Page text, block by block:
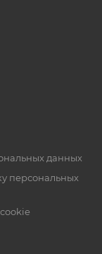
данных
персональных